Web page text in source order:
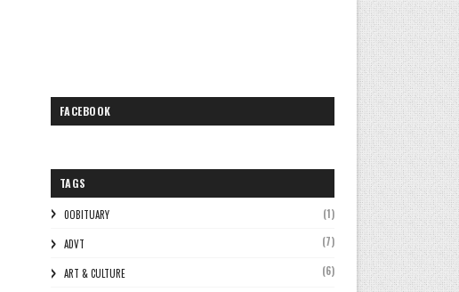
FACEBOOK
TAGS
0OBITUARY (1)
ADVT (7)
ART & CULTURE (6)